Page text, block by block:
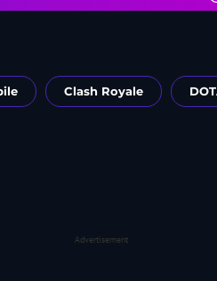
Clash Royale
Advertisement